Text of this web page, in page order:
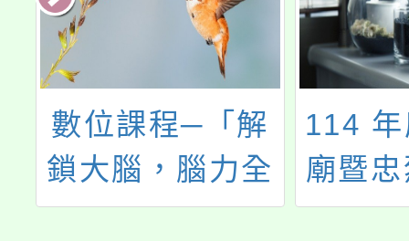
數位課程─「解
鎖大腦，腦力全
開」
114
廟暨
文化